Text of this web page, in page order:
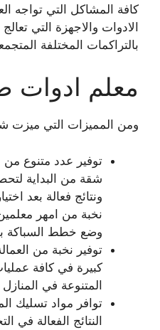
كافة المشاكل التي تواجه
الادوات والاجهزة التي
بالتراكمات المختلفة
معلم ادوات
ومن المميزات التي ميزت
توفير عدد متنوع
شقة من البداية
ونتائج فعالة بعد
نخبة من امهر
وضع خطط السباكة
توفير نخبة من
كبيرة في كافة
المتنوعة في
توافر مواد تسليك
النتائج الفعالة في